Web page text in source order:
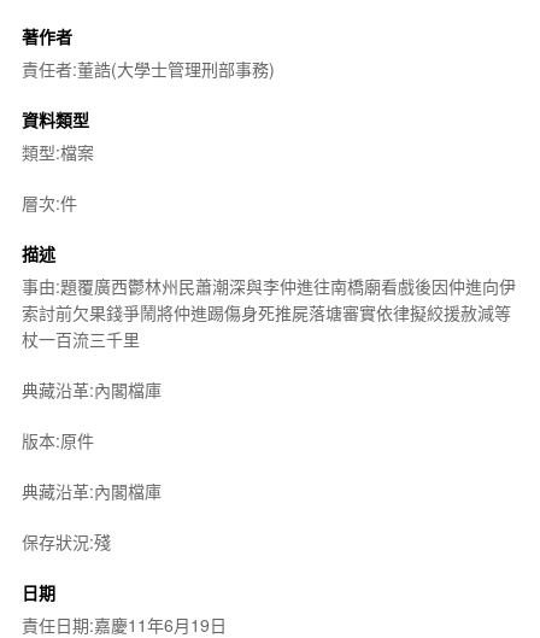
著作者
責任者:董誥(大學士管理刑部事務)
資料類型
類型:檔案
層次:件
描述
事由:題覆廣西鬱林州民蕭潮深與李仲進往南橋廟看戲後因仲進向伊
索討前欠果錢爭鬧將仲進踢傷身死推屍落塘審實依律擬絞援赦減等
杖一百流三千里
典藏沿革:內閣檔庫
版本:原件
典藏沿革:內閣檔庫
保存狀況:殘
日期
責任日期:嘉慶11年6月19日